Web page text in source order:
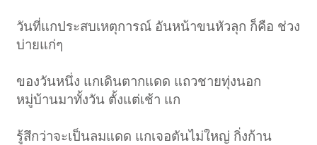
วันที่แกประสบเหตุการณ์ อันหน้าขนหัวลุก ก็คือ ช่วง
บ่ายแก่ๆ
ของวันหนึ่ง แกเดินตากแดด แถวชายทุ่งนอก
หมู่บ้านมาทั้งวัน ตั้งแต่เช้า แก
รู้สึกว่าจะเป็นลมแดด แกเจอตันไม่ใหญ่ กิ่งก้าน